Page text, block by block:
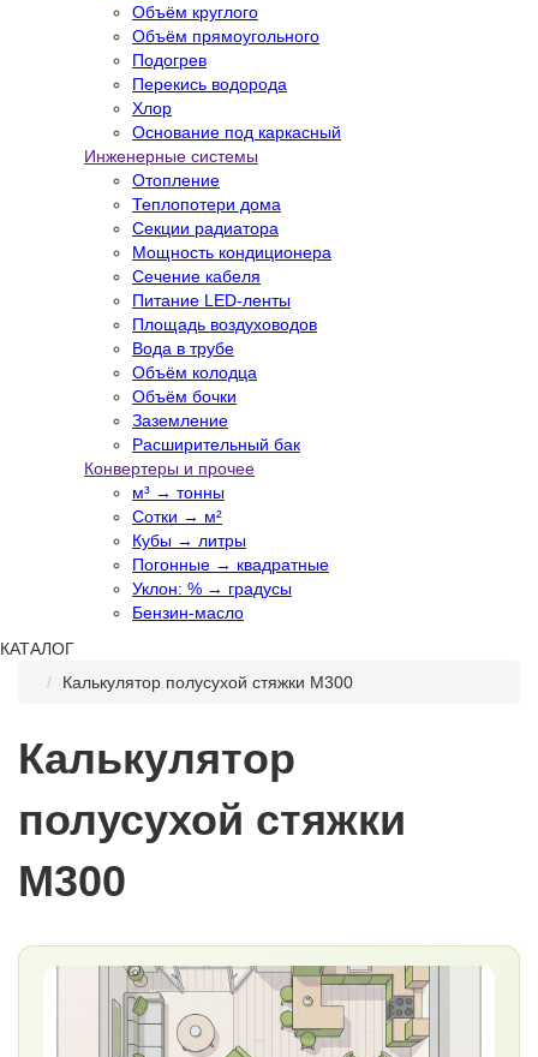
Объём круглого
Объём прямоугольного
Подогрев
Перекись водорода
Хлор
Основание под каркасный
Инженерные системы
Отопление
Теплопотери дома
Секции радиатора
Мощность кондиционера
Сечение кабеля
Питание LED-ленты
Площадь воздуховодов
Вода в трубе
Объём колодца
Объём бочки
Заземление
Расширительный бак
Конвертеры и прочее
м³ → тонны
Сотки → м²
Кубы → литры
Погонные → квадратные
Уклон: % → градусы
Бензин-масло
КАТАЛОГ
Калькулятор полусухой стяжки М300
Калькулятор
полусухой стяжки
М300